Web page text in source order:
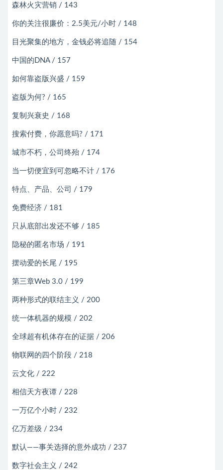
森林火灾营销 / 143
你的关注很廉价：2.5美元/小时 / 148
目光聚集的地方，金钱必将追随 / 154
中国的DNA / 157
如何靠盗版兴盛 / 159
盗版为何? / 165
复制兴衰史 / 168
搜索付费，你愿意吗? / 171
城市不朽，公司终殆 / 174
当一切便宜到可忽略不计 / 176
特点、产品、公司 / 179
免费经济 / 181
只从底部出发还不够 / 185
隐秘的匿名市场 / 191
摆动爱的长尾 / 195
第三章Web 3.0 / 199
两种形式的联结主义 / 200
统一体机器的规模 / 202
全球超有机体存在的证据 / 206
物联网的四个阶段 / 218
云文化 / 222
相信天方夜谭 / 228
一万亿个小时 / 232
亿万差级 / 234
默认——事关选择的意外成功 / 237
数字社会主义 / 242